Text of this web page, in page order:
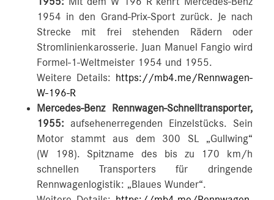
1954 in den Grand-Prix-Sport zurück. Je nach
Strecke mit frei stehenden Rädern oder
Stromlinienkarosserie. Juan Manuel Fangio wird
Formel-1-Weltmeister 1954 und 1955.
Weitere Details:
https://mb4.me/Rennwagen-
W-196-R
Mercedes-Benz Rennwagen-Schnelltransporter,
1955: aufsehenerregenden Einzelstücks. Sein
Motor stammt aus dem 300 SL „Gullwing“
(W 198). Spitzname des bis zu 170 km/h
schnellen Transporters für dringende
Rennwagenlogistik: „Blaues Wunder“.